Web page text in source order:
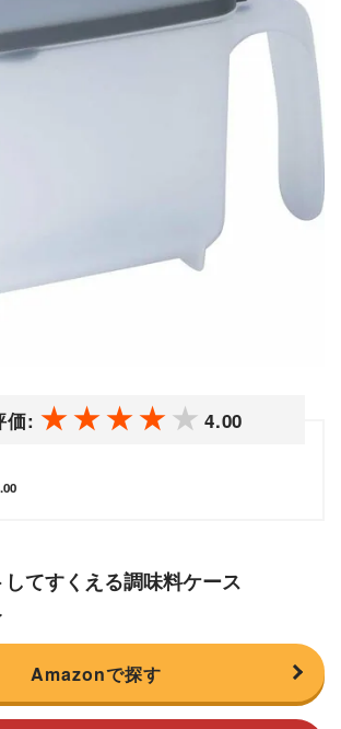
価: 4.00
てすくえる調味料ケース
Amazonで探す